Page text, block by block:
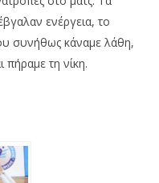
ενέργεια, το
συνήθως κάναμε λάθη,
πήραμε τη νίκη.